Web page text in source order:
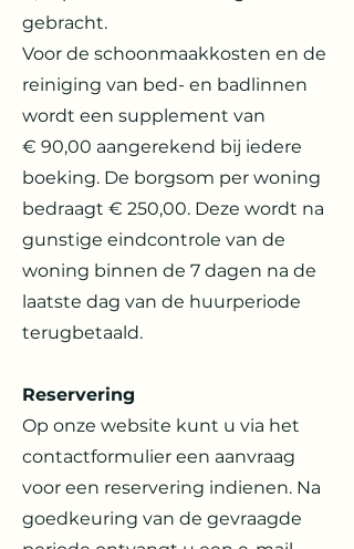
gebracht.
Voor de schoonmaakkosten en de
reiniging van bed- en badlinnen
wordt een supplement van
€ 90,00 aangerekend bij iedere
boeking. De borgsom per woning
bedraagt € 250,00. Deze wordt na
gunstige eindcontrole van de
woning binnen de 7 dagen na de
laatste dag van de huurperiode
terugbetaald.
Reservering
Op onze website kunt u via het
contactformulier een aanvraag
voor een reservering indienen. Na
goedkeuring van de gevraagde